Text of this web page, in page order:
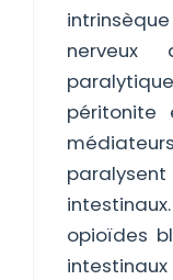
nerveux
péritonite
opioïdes